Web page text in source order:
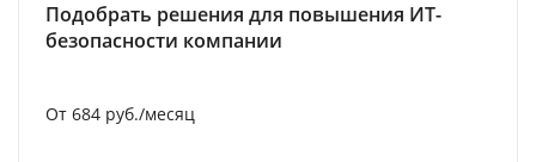
Подобрать решения для повышения ИТ-
безопасности компании
От 684 руб./месяц